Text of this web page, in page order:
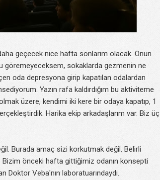
geçecek nice hafta sonlarım olacak. Onun
göremeyeceksem, sokaklarda gezmenin ne
oda depresyona girip kapatılan odalardan
Yazın rafa kaldırdığım bu aktiviteme
üzere, kendimi iki kere bir odaya kapatıp, 1
Harika ekip arkadaşlarım var. Biz üç
Burada amaç sizi korkutmak değil. Belirli
önceki hafta gittiğimiz odanın konsepti
Doktor Veba'nın laboratuarındaydı.